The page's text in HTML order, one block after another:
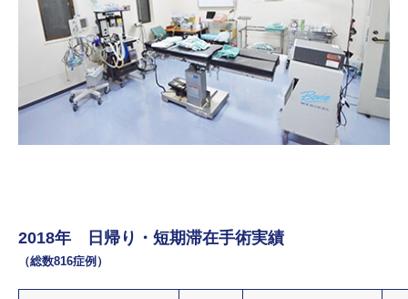
2018年 日帰り・短期滞在手術実績
（総数816症例）